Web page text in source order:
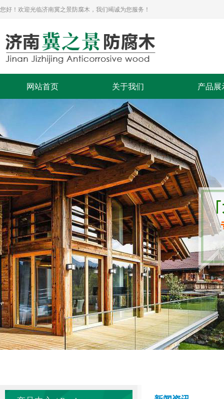
您好！欢迎光临济南冀之景防腐木，我们竭诚为您服务！
网站首页 关于我们 产品展